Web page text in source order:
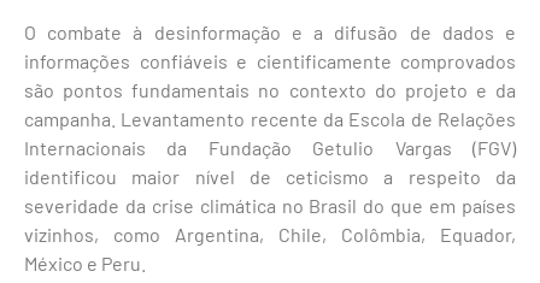
O combate à desinformação e a difusão de dados e
informações confiáveis e cientificamente comprovados
são pontos fundamentais no contexto do projeto e da
campanha. Levantamento recente da Escola de Relações
Internacionais da Fundação Getulio Vargas (FGV)
identificou maior nível de ceticismo a respeito da
severidade da crise climática no Brasil do que em países
vizinhos, como Argentina, Chile, Colômbia, Equador,
México e Peru.